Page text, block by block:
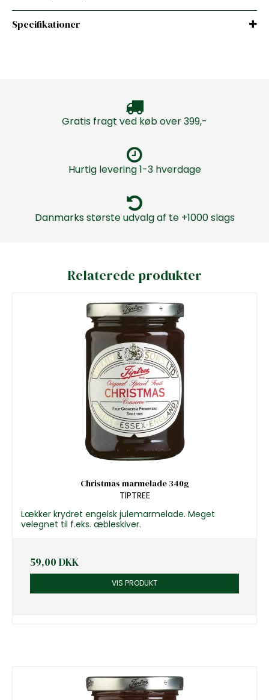
Specifikationer
Gratis fragt ved køb over 399,-
Hurtig levering 1-3 hverdage
Danmarks største udvalg af te +1000 slags
Relaterede produkter
Christmas marmelade 340g
TIPTREE
Lækker krydret engelsk julemarmelade. Meget
velegnet til f.eks. æbleskiver.
59,00 DKK
VIS PRODUKT